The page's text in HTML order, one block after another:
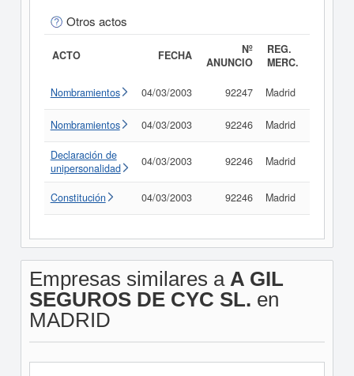
Otros actos
ACTO FECHA
Nº
ANUNCIO
REG.
MERC.
Nombramientos 04/03/2003 92247 Madrid
Nombramientos 04/03/2003 92246 Madrid
Declaración de
unipersonalidad
04/03/2003 92246 Madrid
Constitución 04/03/2003 92246 Madrid
Empresas similares a A GIL
SEGUROS DE CYC SL. en
MADRID